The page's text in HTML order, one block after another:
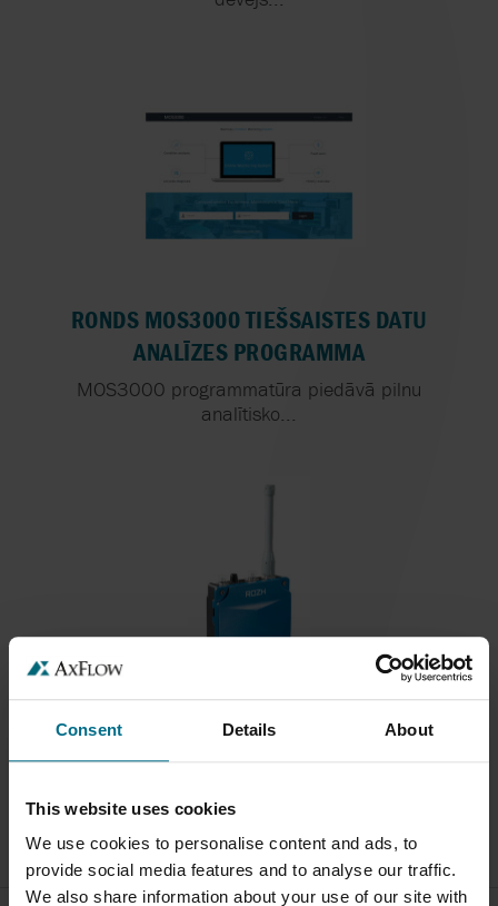
Consent Details About
This website uses cookies
We use cookies to personalise content and ads, to
provide social media features and to analyse our traffic.
We also share information about your use of our site with
RONDS MOS3000 TIEŠSAISTES DATU
ANALĪZES PROGRAMMA
MOS3000 programmatūra piedāvā pilnu
analītisko...
RONDS RH560 BEZVADU DATU KOLEKTORS
Daudzveidīgas datu pārraides iespējas datu